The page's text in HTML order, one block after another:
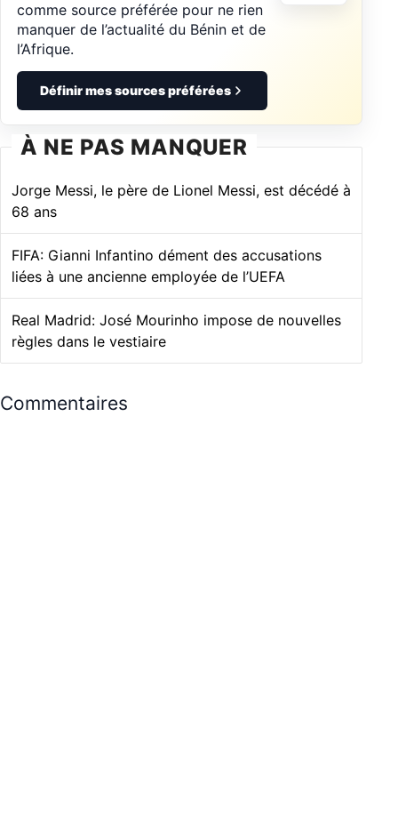
comme source préférée pour ne rien
manquer de l’actualité du Bénin et de
l’Afrique.
Définir mes sources préférées
À NE PAS MANQUER
Jorge Messi, le père de Lionel Messi, est décédé à
68 ans
FIFA: Gianni Infantino dément des accusations
liées à une ancienne employée de l’UEFA
Real Madrid: José Mourinho impose de nouvelles
règles dans le vestiaire
Commentaires